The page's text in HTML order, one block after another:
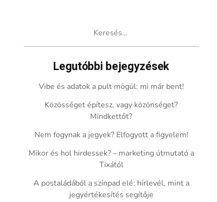
Legutóbbi bejegyzések
Vibe és adatok a pult mögül: mi már bent!
Közösséget építesz, vagy közönséget?
Mindkettőt?
Nem fogynak a jegyek? Elfogyott a figyelem!
Mikor és hol hirdessek? – marketing útmutató a
Tixától
A postaládából a színpad elé: hírlevél, mint a
jegyértékesítés segítője